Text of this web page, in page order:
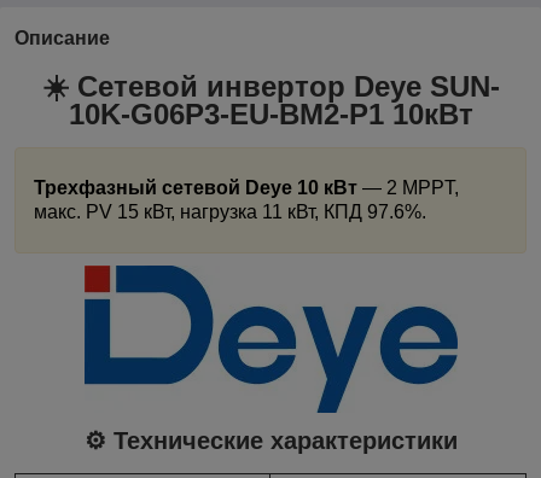
Описание
☀️ Сетевой инвертор Deye SUN-
10K-G06P3-EU-BM2-P1 10кВт
Трехфазный сетевой Deye 10 кВт — 2 MPPT,
макс. PV 15 кВт, нагрузка 11 кВт, КПД 97.6%.
⚙️ Технические характеристики